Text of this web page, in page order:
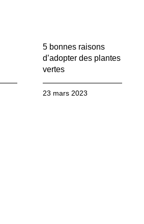
5 bonnes raisons
d’adopter des plantes
vertes
23 mars 2023